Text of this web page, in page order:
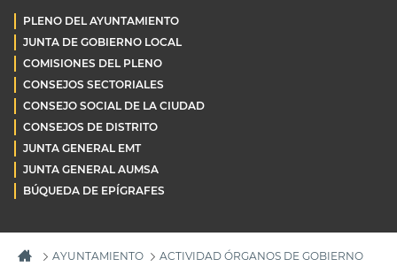
PLENO DEL AYUNTAMIENTO
JUNTA DE GOBIERNO LOCAL
COMISIONES DEL PLENO
CONSEJOS SECTORIALES
CONSEJO SOCIAL DE LA CIUDAD
CONSEJOS DE DISTRITO
JUNTA GENERAL EMT
JUNTA GENERAL AUMSA
BÚQUEDA DE EPÍGRAFES
AYUNTAMIENTO
ACTIVIDAD ÓRGANOS DE GOBIERNO